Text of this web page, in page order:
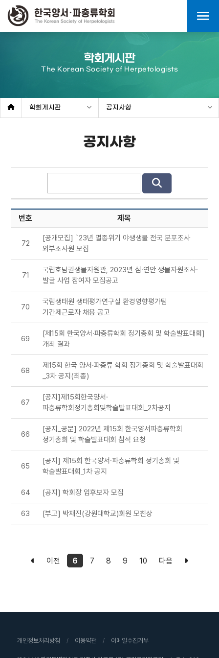
menu
학회게시판
The Korean Society of Herpetologists
학회게시판 공지사항
공지사항
번호 제목
72
[공개모집] `23년 멸종위기 야생생물 전국 분포조사
외부조사원 모집
71
국립호남권생물자원관, 2023년 섬·연안 생물자원조사·
발굴 사업 참여자 모집공고
70
국립생태원 생태평가연구실 환경영향평가팀
기간제근로자 채용 공고
69
[제15회 한국양서·파충류학회 정기총회 및 학술발표대회]
개최 결과
68
제15회 한국 양서·파충류 학회 정기총회 및 학술발표대회
_3차 공지(최종)
67
[공지]제15회한국양서·
파충류학회정기총회및학술발표대회_2차공지
66
[공지_공문] 2022년 제15회 한국양서파충류학회
정기총회 및 학술발표대회 참석 요청
65
[공지] 제15회 한국양서·파충류학회 정기총회 및
학술발표대회_1차 공지
64 [공지] 학회장 입후보자 모집
63 [부고] 박재진(강원대학교)회원 모친상
이전 6 7 8 9 10 다음
개인정보처리방침 / 이용약관 / 이메일수집거부